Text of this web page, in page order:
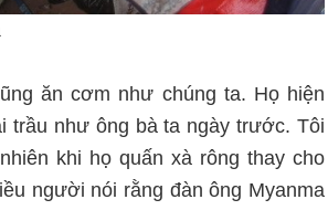
ăn cơm như chúng ta. Họ hiện
trầu như ông bà ta ngày trước. Tôi
khi họ quấn xà rông thay cho
người nói rằng đàn ông Myanma